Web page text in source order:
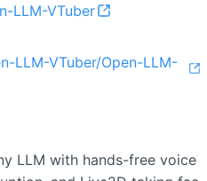
LLM-VTuber
LLM-VTuber/Open-LLM-
LLM with hands-free voice